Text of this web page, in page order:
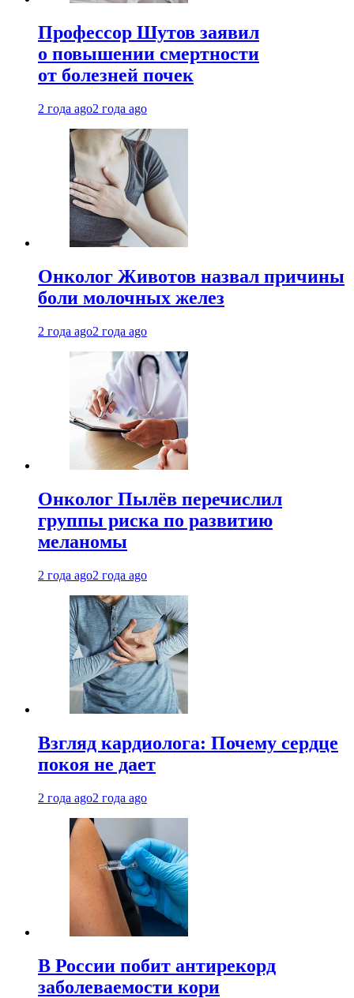
Профессор Шутов заявил
о повышении смертности
от болезней почек
2 года ago2 года ago
Онколог Животов назвал причины
боли молочных желез
2 года ago2 года ago
Онколог Пылёв перечислил
группы риска по развитию
меланомы
2 года ago2 года ago
Взгляд кардиолога: Почему сердце
покоя не дает
2 года ago2 года ago
В России побит антирекорд
заболеваемости кори